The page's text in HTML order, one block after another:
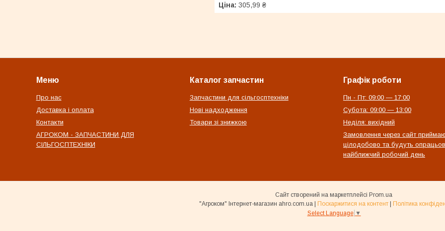
Ціна: 305,99 ₴
Меню
Про нас
Доставка і оплата
Контакти
АГРОКОМ - ЗАПЧАСТИНИ ДЛЯ
СІЛЬГОСПТЕХНІКИ
Каталог запчастин
Запчастини для сільгосптехніки
Нові надходження
Товари зі знижкою
Графік роботи
Пн - Пт: 09:00 — 17:00
Субота: 09:00 — 13:00
Неділя: вихідний
Замовлення через сайт
цілодобово та будуть
найближчий робочий день
Сайт створений на маркетплейсі Prom.ua
"Агроком" Інтернет-магазин ahro.com.ua | Поскаржитися на контент | Політика
Select Language ▼